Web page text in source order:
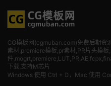
CG模板网(cgmuban.com)免费后期资
素材 ,premiere模板,pr素材,PR片头模
件
下载,支持M芯片
Windows 使用 Ctrl + D，Mac 使用